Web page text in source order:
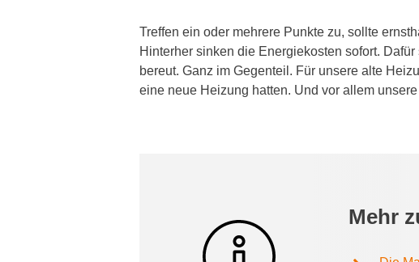
Treffen ein oder mehrere Punkte zu, sollte
Hinterher sinken die Energiekosten sofort.
bereut. Ganz im Gegenteil. Für unsere alte
eine neue Heizung hatten. Und vor allem
Mehr